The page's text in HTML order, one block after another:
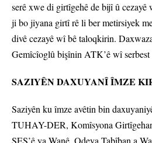
serê xwe di girtîgehê de bijî û cezayê
ji bo jiyana girtî rê li ber metirsiyek
divê cezayê wî bê taloqkirin.
Gemîcîoglû bişînin ATK’ê wî serbest
SAZIYÊN DAXUYANÎ ÎMZE
Saziyên ku îmze avêtin bin
TUHAY-DER, Komîsyona
SES’ê ya Wanê, Odeya Tabîban a